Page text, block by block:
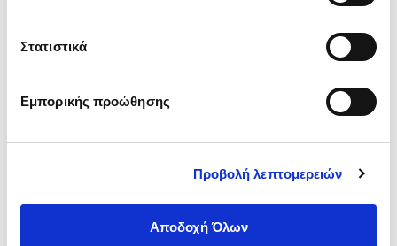
Στατιστικά
Εμπορικής προώθησης
Προβολή λεπτομερειών
Αποδοχή Όλων
.70
1-1 από 1 προϊόντα